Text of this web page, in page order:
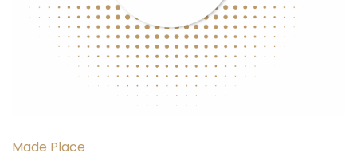
Made Place